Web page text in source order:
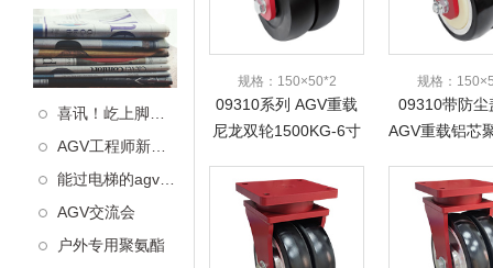
喜讯！屹上脚轮荣获高新技术企业认定！
AGV工程师新知：什么样的从动轮更减震
能过电梯的agv万向轮
AGV交流会
户外专用聚氨酯
规格：150×50*2
09310系列 AGV重载
尼龙双轮1500KG-6寸
规格：
09310带防尘
AGV重载铝芯